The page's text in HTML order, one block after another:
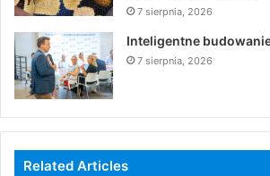
7 sierpnia, 2026
Inteligentne
7 sierpnia, 2026
Related Articles